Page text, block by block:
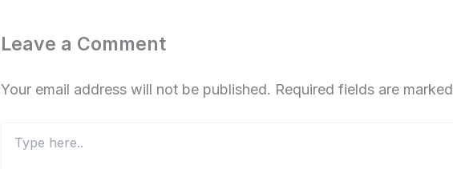
Leave a Comment
Your email address will not be published. Required fields are marked
here..